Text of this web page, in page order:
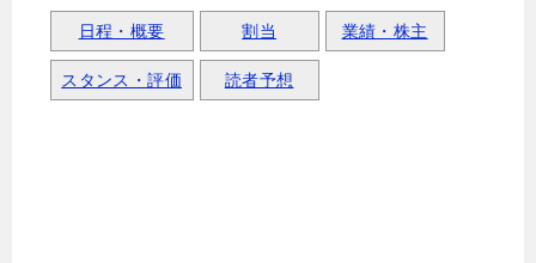
日程・概要 割当 業績・株主
スタンス・評価 読者予想